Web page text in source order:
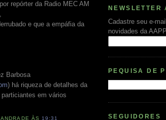
repórter da Radio MEC AM
e que a empáfia da
Barbosa
) há riqueza de detalhes da
em vários
ÀS 19:31
NEWSLETTER
Cadastre seu e-
novidades da
PEQUISA DE
SEGUIDORES